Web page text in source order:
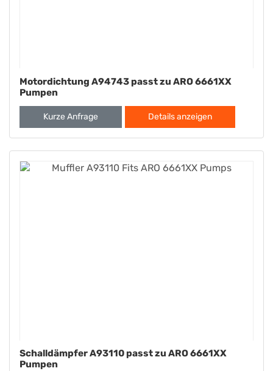
Motordichtung A94743 passt zu ARO 6661XX
Pumpen
Kurze Anfrage Details anzeigen
Schalldämpfer A93110 passt zu ARO 6661XX
Pumpen